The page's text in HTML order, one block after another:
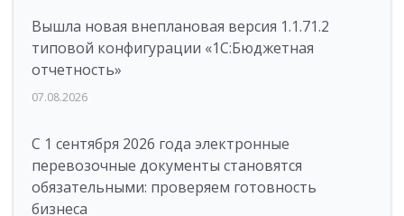
Вышла новая внеплановая версия 1.1.71.2
типовой конфигурации «1C:Бюджетная
отчетность»
07.08.2026
С 1 сентября 2026 года электронные
перевозочные документы становятся
обязательными: проверяем готовность
бизнеса